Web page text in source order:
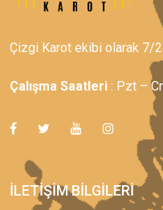
Çizgi Karot ekibi olarak 7/
Çalışma Saatleri : Pzt –
İLETIŞIM BILGILERI